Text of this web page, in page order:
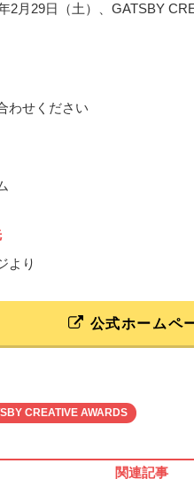
2月29日（土）、GATSBY
わせください
より
公式ホームペ
CREATIVE AWARDS
関連記事